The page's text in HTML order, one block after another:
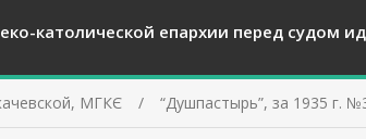
католической епархии перед судом
МГКЄ “Душпастырь”, за 1935 г.